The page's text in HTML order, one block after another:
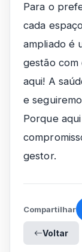
Para o
cada
ampliado é
gestão com
aqui! A
e
Porque
gestor.
Compartilhar
Voltar